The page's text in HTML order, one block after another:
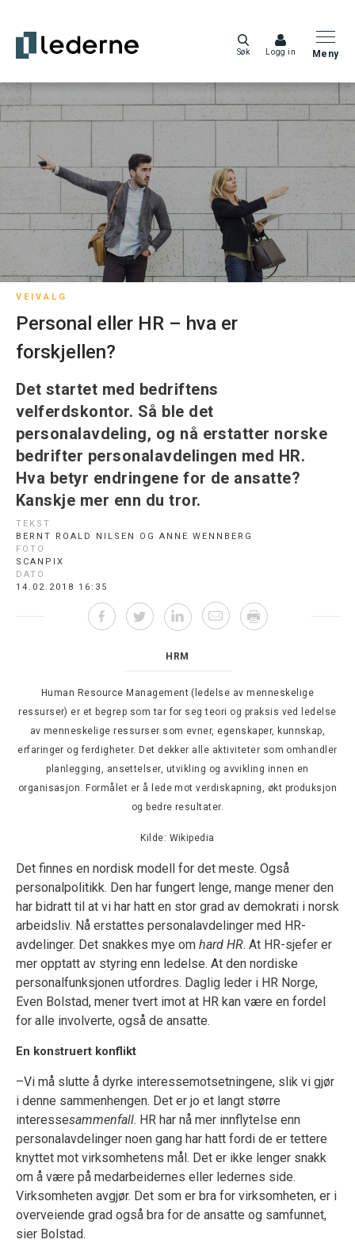
Søk Logg in Meny
VEIVALG
Personal eller HR – hva er
forskjellen?
Det startet med bedriftens
velferdskontor. Så ble det
personalavdeling, og nå erstatter norske
bedrifter personalavdelingen med HR.
Hva betyr endringene for de ansatte?
Kanskje mer enn du tror.
TEKST
BERNT ROALD NILSEN OG ANNE WENNBERG
FOTO
SCANPIX
DATO
14.02.2018 16:35
HRM
Human Resource Management (ledelse av menneskelige
ressurser) er et begrep som tar for seg teori og praksis ved ledelse
av menneskelige ressurser som evner, egenskaper, kunnskap,
erfaringer og ferdigheter. Det dekker alle aktiviteter som omhandler
planlegging, ansettelser, utvikling og avvikling innen en
organisasjon. Formålet er å lede mot verdiskapning, økt produksjon
og bedre resultater.
Kilde: Wikipedia
Det finnes en nordisk modell for det meste. Også
personalpolitikk. Den har fungert lenge, mange mener den
har bidratt til at vi har hatt en stor grad av demokrati i norsk
arbeidsliv. Nå erstattes personalavdelinger med HR-
avdelinger. Det snakkes mye om hard HR. At HR-sjefer er
mer opptatt av styring enn ledelse. At den nordiske
personalfunksjonen utfordres. Daglig leder i HR Norge,
Even Bolstad, mener tvert imot at HR kan være en fordel
for alle involverte, også de ansatte.
En konstruert konflikt
–Vi må slutte å dyrke interessemotsetningene, slik vi gjør
i denne sammenhengen. Det er jo et langt større
interessesammenfall. HR har nå mer innflytelse enn
personalavdelinger noen gang har hatt fordi de er tettere
knyttet mot virksomhetens mål. Det er ikke lenger snakk
om å være på medarbeidernes eller ledernes side.
Virksomheten avgjør. Det som er bra for virksomheten, er i
overveiende grad også bra for de ansatte og samfunnet,
sier Bolstad.